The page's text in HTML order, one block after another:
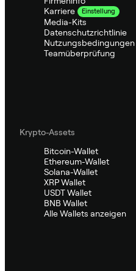
Karriere
Einstellung
Media-Kits
Datenschutzrichtlinie
Nutzungsbedingungen
Teamüberprüfung
Krypto-Assets
Bitcoin-Wallet
Ethereum-Wallet
Solana-Wallet
XRP Wallet
USDT Wallet
BNB Wallet
Alle Wallets anzeigen